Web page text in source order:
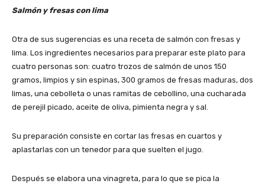
Salmón y fresas con lima
Otra de sus sugerencias es una receta de salmón con fresas y
lima. Los ingredientes necesarios para preparar este plato para
cuatro personas son: cuatro trozos de salmón de unos 150
gramos, limpios y sin espinas, 300 gramos de fresas maduras, dos
limas, una cebolleta o unas ramitas de cebollino, una cucharada
de perejil picado, aceite de oliva, pimienta negra y sal.
Su preparación consiste en cortar las fresas en cuartos y
aplastarlas con un tenedor para que suelten el jugo.
Después se elabora una vinagreta, para lo que se pica la